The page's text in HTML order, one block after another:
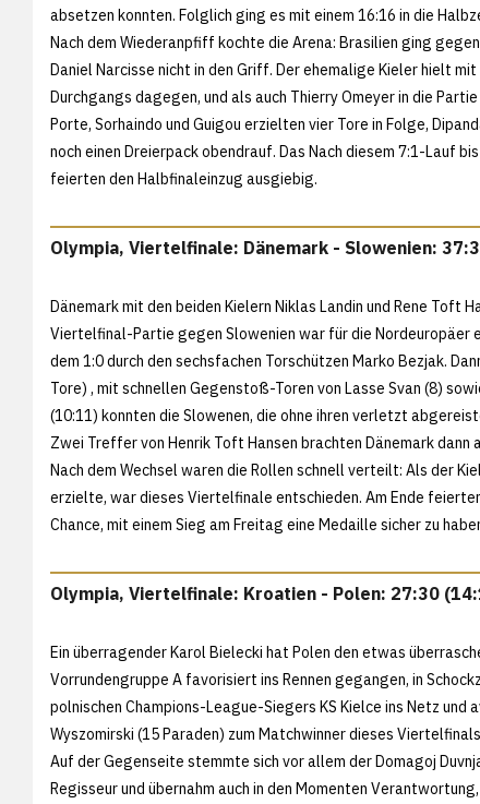
absetzen konnten. Folglich ging es mit einem 16:16 in die
Nach dem Wiederanpfiff kochte die Arena: Brasilien ging
Daniel Narcisse nicht in den Griff. Der ehemalige Kieler hielt
Durchgangs dagegen, und als auch Thierry Omeyer in die
Porte, Sorhaindo und Guigou erzielten vier Tore in Folge,
noch einen Dreierpack obendrauf. Das Nach diesem 7:1-Lauf
feierten den Halbfinaleinzug ausgiebig.
Olympia, Viertelfinale: Dänemark - Slowenien:
Dänemark mit den beiden Kielern Niklas Landin und Rene Toft
Viertelfinal-Partie gegen Slowenien war für die Nordeuropäer
dem 1:0 durch den sechsfachen Torschützen Marko Bezjak.
Tore) , mit schnellen Gegenstoß-Toren von Lasse Svan (8)
(10:11) konnten die Slowenen, die ohne ihren verletzt
Zwei Treffer von Henrik Toft Hansen brachten Dänemark
Nach dem Wechsel waren die Rollen schnell verteilt: Als der
erzielte, war dieses Viertelfinale entschieden. Am Ende
Chance, mit einem Sieg am Freitag eine Medaille sicher zu
Olympia, Viertelfinale: Kroatien - Polen: 27:30
Ein überragender Karol Bielecki hat Polen den etwas
Vorrundengruppe A favorisiert ins Rennen gegangen, in
polnischen Champions-League-Siegers KS Kielce ins Netz
Wyszomirski (15 Paraden) zum Matchwinner dieses
Auf der Gegenseite stemmte sich vor allem der Domagoj
Regisseur und übernahm auch in den Momenten